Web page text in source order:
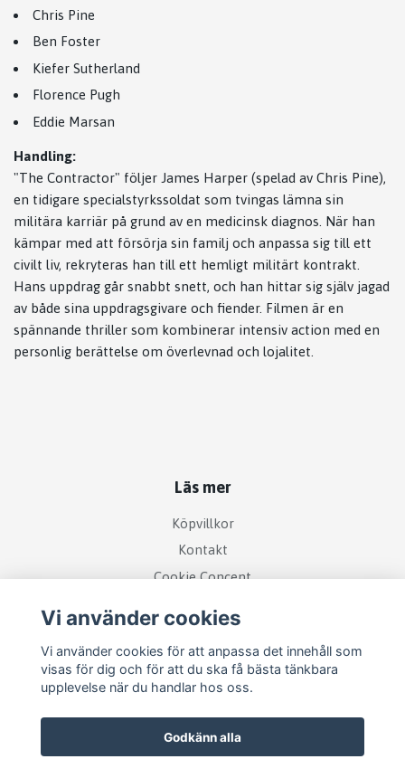
Chris Pine
Ben Foster
Kiefer Sutherland
Florence Pugh
Eddie Marsan
Handling:
"The Contractor" följer James Harper (spelad av Chris Pine),
en tidigare specialstyrkssoldat som tvingas lämna sin
militära karriär på grund av en medicinsk diagnos. När han
kämpar med att försörja sin familj och anpassa sig till ett
civilt liv, rekryteras han till ett hemligt militärt kontrakt.
Hans uppdrag går snabbt snett, och han hittar sig själv jagad
av både sina uppdragsgivare och fiender. Filmen är en
spännande thriller som kombinerar intensiv action med en
personlig berättelse om överlevnad och lojalitet.
Läs mer
Köpvillkor
Kontakt
Cookie Concent
Vi använder cookies
Vi använder cookies för att anpassa det innehåll som
visas för dig och för att du ska få bästa tänkbara
upplevelse när du handlar hos oss.
Godkänn alla